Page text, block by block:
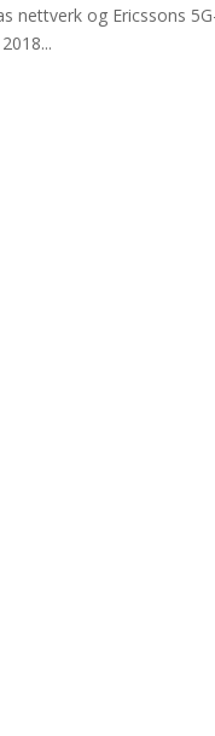
nettverk og Ericssons